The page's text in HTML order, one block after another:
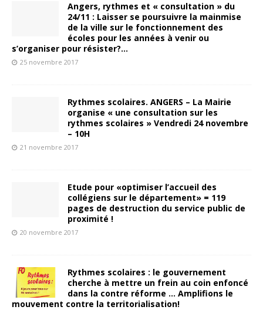
Angers, rythmes et « consultation » du
24/11 : Laisser se poursuivre la mainmise
de la ville sur le fonctionnement des
écoles pour les années à venir ou
s’organiser pour résister?…
25 novembre 2017
Rythmes scolaires. ANGERS – La Mairie
organise « une consultation sur les
rythmes scolaires » Vendredi 24 novembre
– 10H
21 novembre 2017
Etude pour «optimiser l’accueil des
collégiens sur le département» = 119
pages de destruction du service public de
proximité !
20 novembre 2017
Rythmes scolaires : le gouvernement
cherche à mettre un frein au coin enfoncé
dans la contre réforme … Amplifions le
mouvement contre la territorialisation!